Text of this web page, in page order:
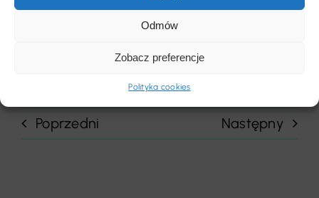
Odmów
Zobacz preferencje
Polityka cookies
Poprzedni Następny